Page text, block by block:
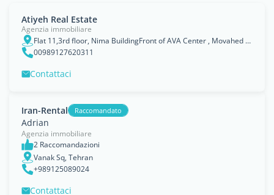
Atiyeh Real Estate
Agenzia immobiliare
Flat 11,3rd floor, Nima BuildingFront of AVA Center , Movahed Danesh St.Aghdasiye, Tehran
00989127620311
Contattaci
Iran-Rental Raccomandato
Adrian
Agenzia immobiliare
2 Raccomandazioni
Vanak Sq, Tehran
+989125089024
Contattaci